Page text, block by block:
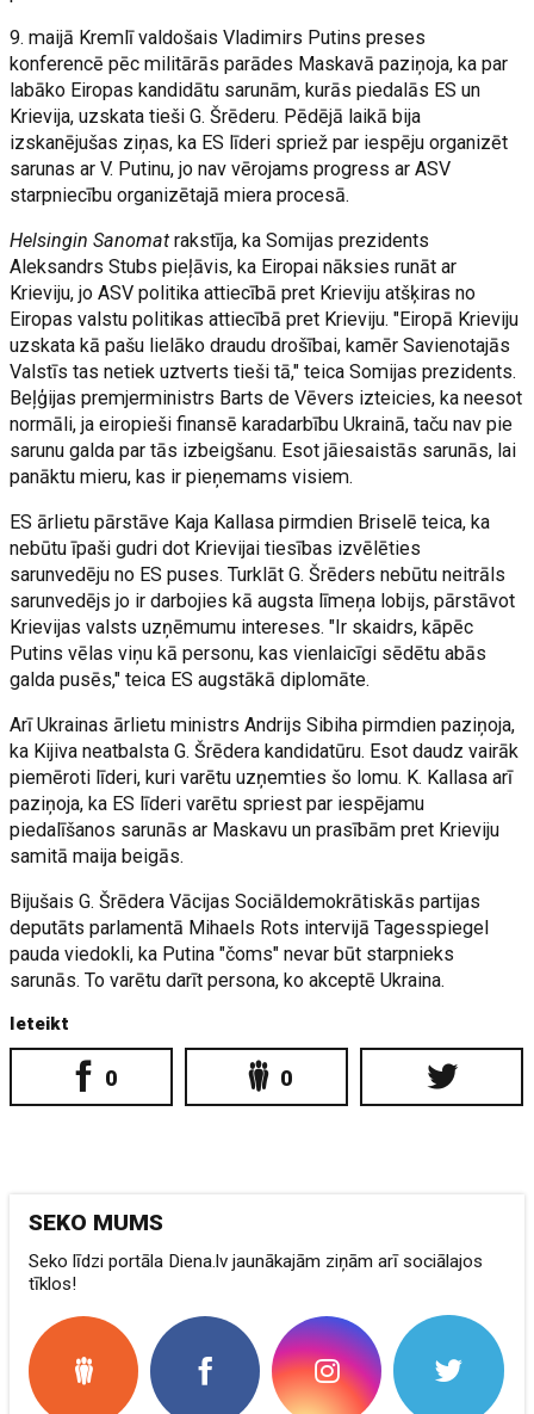
9. maijā Kremlī valdošais Vladimirs Putins preses
konferencē pēc militārās parādes Maskavā paziņoja, ka par
labāko Eiropas kandidātu sarunām, kurās piedalās ES un
Krievija, uzskata tieši G. Šrēderu. Pēdējā laikā bija
izskanējušas ziņas, ka ES līderi spriež par iespēju organizēt
sarunas ar V. Putinu, jo nav vērojams progress ar ASV
starpniecību organizētajā miera procesā.
Helsingin Sanomatrakstīja, ka Somijas prezidents
Aleksandrs Stubs pieļāvis, ka Eiropai nāksies runāt ar
Krieviju, jo ASV politika attiecībā pret Krieviju atšķiras no
Eiropas valstu politikas attiecībā pret Krieviju. "Eiropā Krieviju
uzskata kā pašu lielāko draudu drošībai, kamēr Savienotajās
Valstīs tas netiek uztverts tieši tā," teica Somijas prezidents.
Beļģijas premjerministrs Barts de Vēvers izteicies, ka neesot
normāli, ja eiropieši finansē karadarbību Ukrainā, taču nav pie
sarunu galda par tās izbeigšanu. Esot jāiesaistās sarunās, lai
panāktu mieru, kas ir pieņemams visiem.
ES ārlietu pārstāve Kaja Kallasa pirmdien Briselē teica, ka
nebūtu īpaši gudri dot Krievijai tiesības izvēlēties
sarunvedēju no ES puses. Turklāt G. Šrēders nebūtu neitrāls
sarunvedējs jo ir darbojies kā augsta līmeņa lobijs, pārstāvot
Krievijas valsts uzņēmumu intereses. "Ir skaidrs, kāpēc
Putins vēlas viņu kā personu, kas vienlaicīgi sēdētu abās
galda pusēs," teica ES augstākā diplomāte.
Arī Ukrainas ārlietu ministrs Andrijs Sibiha pirmdien paziņoja,
ka Kijiva neatbalsta G. Šrēdera kandidatūru. Esot daudz vairāk
piemēroti līderi, kuri varētu uzņemties šo lomu. K. Kallasa arī
paziņoja, ka ES līderi varētu spriest par iespējamu
piedalīšanos sarunās ar Maskavu un prasībām pret Krieviju
samitā maija beigās.
Bijušais G. Šrēdera Vācijas Sociāldemokrātiskās partijas
deputāts parlamentā Mihaels Rots intervijā Tagesspiegel
pauda viedokli, ka Putina "čoms" nevar būt starpnieks
sarunās. To varētu darīt persona, ko akceptē Ukraina.
Ieteikt
0 0
SEKO MUMS
Seko līdzi portāla Diena.lv jaunākajām ziņām arī sociālajos
tīklos!